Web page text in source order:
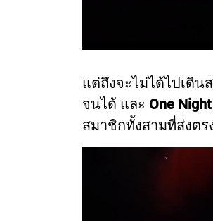
แต่ถึงจะไม่ได้ไปเดิ
จนได้ และ One
สมาชิกทั้งสามที่ส่งต